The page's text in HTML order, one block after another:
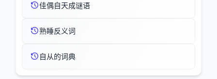
佳偶自天成谜语
熟睡反义词
自从的词典